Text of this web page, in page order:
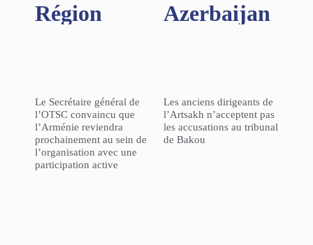
Région​
Le Secrétaire général de
l’OTSC convaincu que
l’Arménie reviendra
prochainement au sein de
l’organisation avec une
participation active
Azerbaijan
Les anciens dirigeants de
l’Artsakh n’acceptent pas
les accusations au tribunal
de Bakou